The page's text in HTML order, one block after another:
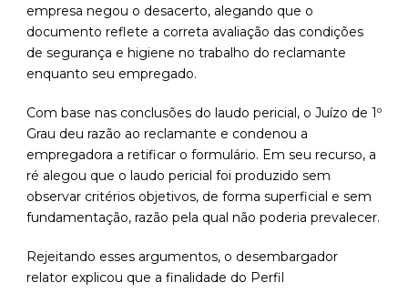
empresa negou o desacerto, alegando que o
documento reflete a correta avaliação das condições
de segurança e higiene no trabalho do reclamante
enquanto seu empregado.
Com base nas conclusões do laudo pericial, o Juízo de 1º
Grau deu razão ao reclamante e condenou a
empregadora a retificar o formulário. Em seu recurso, a
ré alegou que o laudo pericial foi produzido sem
observar critérios objetivos, de forma superficial e sem
fundamentação, razão pela qual não poderia prevalecer.
Rejeitando esses argumentos, o desembargador
relator explicou que a finalidade do Perfil